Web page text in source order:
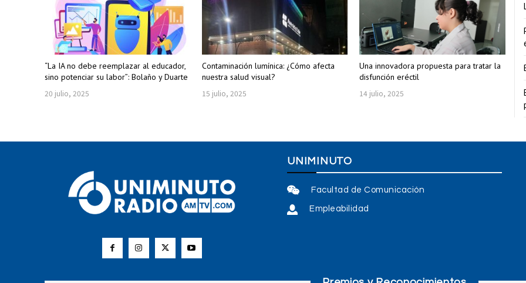
“La IA no debe reemplazar al educador,
sino potenciar su labor”: Bolaño y Duarte
20 julio, 2025
Contaminación lumínica: ¿Cómo afecta
nuestra salud visual?
15 julio, 2025
Una innovadora propuesta para tratar la
disfunción eréctil
14 julio, 2025
UNIMINUTO
Facultad de Comunicación
Empleabilidad